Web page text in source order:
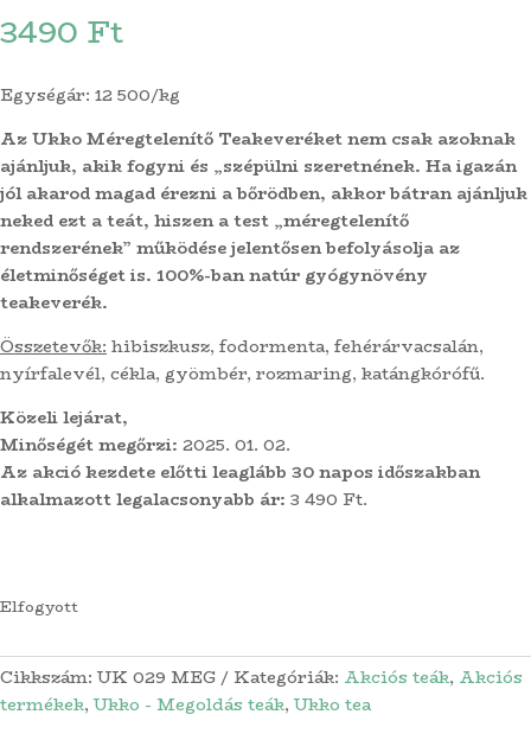
3490 Ft
Egységár: 12 500/kg
Az Ukko Méregtelenítő Teakeveréket nem csak azoknak
ajánljuk, akik fogyni és „szépülni szeretnének. Ha igazán
jól akarod magad érezni a bőrödben, akkor bátran ajánljuk
neked ezt a teát, hiszen a test „méregtelenítő
rendszerének” működése jelentősen befolyásolja az
életminőséget is. 100%-ban natúr gyógynövény
teakeverék.
Összetevők: hibiszkusz, fodormenta, fehérárvacsalán,
nyírfalevél, cékla, gyömbér, rozmaring, katángkórófű.
Közeli lejárat,
Minőségét megőrzi: 2025. 01. 02.
Az akció kezdete előtti leaglább 30 napos időszakban
alkalmazott legalacsonyabb ár: 3 490 Ft.
Elfogyott
Cikkszám: UK 029 MEG Kategóriák: Akciós teák, Akciós
termékek, Ukko - Megoldás teák, Ukko tea